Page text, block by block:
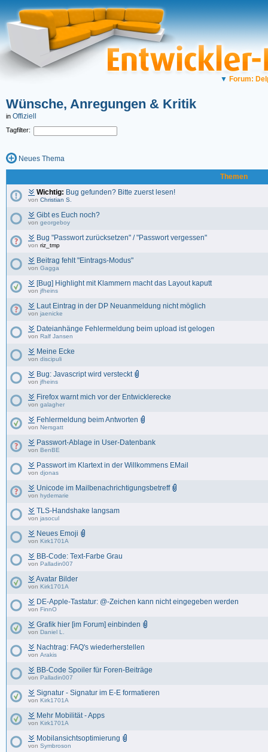
▼ Forum:
Wünsche, Anregungen & Kritik
in Offiziell
Tagfilter:
Neues Thema
Themen
Wichtig: Bug gefunden? Bitte zuerst lesen!
von Christian S.
Gibt es Euch noch?
von georgeboy
Bug "Passwort zurücksetzen" / "Passwort vergessen"
von riz_tmp
Beitrag fehlt "Eintrags-Modus"
von Gagga
[Bug] Highlight mit Klammern macht das Layout kaputt
von jfheins
Laut Eintrag in der DP Neuanmeldung nicht möglich
von jaenicke
Dateianhänge Fehlermeldung beim upload ist gelogen
von Ralf Jansen
Meine Ecke
von discipuli
Bug: Javascript wird versteckt
von jfheins
Firefox warnt mich vor der Entwicklerecke
von galagher
Fehlermeldung beim Antworten
von Nersgatt
Passwort-Ablage in User-Datenbank
von BenBE
Passwort im Klartext in der Willkommens EMail
von djonas
Unicode im Mailbenachrichtigungsbetreff
von hydemarie
TLS-Handshake langsam
von jasocul
Neues Emoji
von Kirk1701A
BB-Code: Text-Farbe Grau
von Palladin007
Avatar Bilder
von Kirk1701A
DE-Apple-Tastatur: @-Zeichen kann nicht eingegeben werden
von FinnO
Grafik hier [im Forum] einbinden
von Daniel L.
Nachtrag: FAQ's wiederherstellen
von Arakis
BB-Code Spoiler für Foren-Beiträge
von Palladin007
Signatur - Signatur im E-E formatieren
von Kirk1701A
Mehr Mobilität - Apps
von Kirk1701A
Mobilansichtsoptimierung
von Symbroson